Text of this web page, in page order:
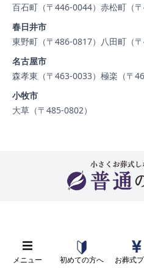
百石町（〒446-0044） 赤松町（〒
春日井市
東野町（〒486-0817） 八田町（
名古屋市
森孝東（〒463-0033） 極楽（〒
小牧市
大草（〒485-0802）
メニュー 初めての方へ お葬式